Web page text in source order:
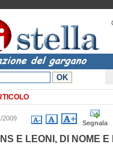
2009
Segnala
E LEONI, DI NOME E